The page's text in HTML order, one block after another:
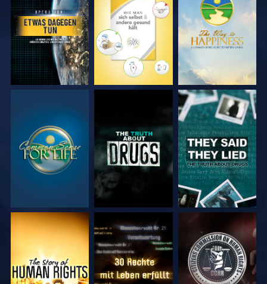
ANSEHEN ANSEHEN ANSEHEN
ANSEHEN ANSEHEN ANSEHEN
ANSEHEN ANSEHEN ANSEHEN